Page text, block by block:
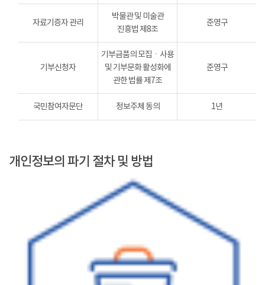
자료기증자 관리
박물관 및 미술관
진흥법 제8조
준영구
기부신청자
기부금품의 모집ㆍ사용
및 기부문화 활성화에
관한 법률 제7조
준영구
국민참여자문단 정보주체 동의 1년
개인정보의 파기 절차 및 방법